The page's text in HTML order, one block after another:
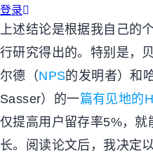
登录
上述结论是根据我自己的
行研究得出的。特别是，
尔德（NPS的发明者）和
Sasser）的一篇有见地的
仅提高用户留存率5%，就
长。阅读论文后，我决定以